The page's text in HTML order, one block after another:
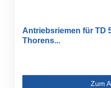
Antriebsriemen für TD
Thorens...
Zum